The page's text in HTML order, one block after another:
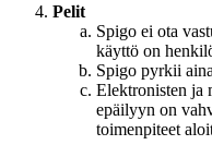
Pelit
Spigo ei ota
käyttö on
Spigo pyrkii
Elektronisten ja
epäilyyn on
toimenpiteet